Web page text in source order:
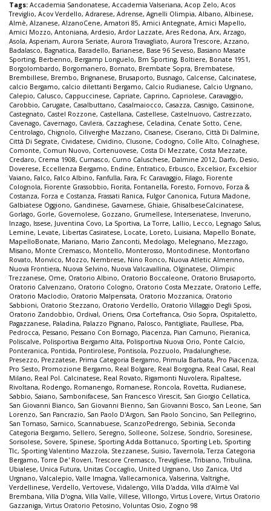
Tags: Accademia Sandonatese, Accademia Valseriana, Acop Zelo, Acos
Treviglio, Acov Verdello, Adrarese, Adrense, Agnelli Olimpia, Albano, Albinese,
Almè, Alzanese, AlzanoCene, Amatori 85, Amici Antegnate, Amici Mapello,
Amici Mozzo, Antoniana, Ardesio, Ardor Lazzate, Ares Redona, Arx, Arzago,
Asola, Asperiam, Aurora Seriate, Aurora Travagliato, Aurora Trescore, Azzano,
Badalasco, Bagnatica, Baradello, Barianese, Base 96 Seveso, Basiano Masate
Sporting, Berbenno, Bergamp Longuelo, Bm Sporting, Boltiere, Bonate 1951,
Borgolombardo, Borgomanero, Bornato, Brembate Sopra, Brembatese,
Brembillese, Brembo, Brignanese, Brusaporto, Busnago, Calcense, Calcinatese,
calcio Bergamo, calcio dilettanti Bergamo, Calcio Rudianese, Calcio Urgnano,
Calepio, Calusco, Cappuccinese, Capriate, Caprino, Capriolese, Caravaggio,
Carobbio, Carugate, Casalbuttano, Casalmaiocco, Casazza, Casnigo, Cassinone,
Castegnato, Castel Rozzone, Castellana, Castellese, Castelnuovo, Castrezzato,
Cavenago, Cavernago, Cavlera, Cazzaghese, Celadina, Cenate Sotto, Cene,
Centrolago, Chignolo, Ciliverghe Mazzano, Cisanese, Ciserano, Città Di Dalmine,
Città Di Segrate, Cividatese, Cividino, Clusone, Codogno, Colle Alto, Colnaghese,
Comonte, Comun Nuovo, Cortenuovese, Costa Di Mezzate, Costa Mezzate,
Credaro, Crema 1908, Curnasco, Curno Caluschese, Dalmine 2012, Darfo, Desio,
Doverese, Eccellenza Bergamo, Endine, Entratico, Erbusco, Excelsior, Excelsior
Vaiano, Falco, Falco Albino, Fanfulla, Fara, Fc Caravaggio, Filago, Fiorente
Colognola, Fiorente Grassobbio, Fiorita, Fontanella, Foresto, Fornovo, Forza &
Costanza, Forza e Costanza, Frassati Ranica, Fulgor Canonica, Futura Madone,
Galbiatese Oggiono, Gandinese, Gavarnese, Ghiaie, GhisalbeseCalcinatese,
Gorlago, Gorle, Governolese, Gozzano, Grumellese, Interseriatese, Inveruno,
Inzago, Issese, Juventina Covo, La Sportiva, La Torre, Lallio, Lecco, Legnago Salus,
Lemine, Levate, Libertas Casiratese, Locate, Loreto, Luisiana, Mapello Bonate,
MapelloBonate, Mariano, Mario Zanconti, Medolago, Melegnano, Mezzago,
Misano, Monte Cremasco, Montello, Monterosso, Montodinese, Montorfano
Rovato, Monvico, Mozzo, Nembrese, Nino Ronco, Nuova Atletic Almenno,
Nuova Frontiera, Nuova Selvino, Nuova Valcavallina, Olginatese, Olimpic
Trezzanese, Ome, Oratorio Albino, Oratorio Boccaleone, Oratorio Brusaporto,
Oratorio Calvenzano, Oratorio Cologno, Oratorio Costa Mezzate, Oratorio Leffe,
Oratorio Maclodio, Oratorio Malpensata, Oratorio Mozzanica, Oratorio
Sabbioni, Oratorio Stezzano, Oratorio Verdello, Oratorio Villaggio Degli Sposi,
Oratorio Zandobbio, Ordival, Oriens, Orsa Cortefranca, Osio Sopra, Ospitaletto,
Pagazzanese, Paladina, Palazzo Pignano, Palosco, Pantigliate, Paullese, Pba,
Pedrocca, Pessano, Pessano Con Bornago, Piacenza, Pian Camuno, Pieranica,
Poliscalve, Polisportiva Bergamo Alta, Polisportiva Nuova Orio, Ponte Calcio,
Ponteranica, Pontida, Pontirolese, Pontisola, Pozzuolo, Pradalunghese,
Presezzo, Prezzatese, Prima Categoria Bergamo, Primula Barbata, Pro Piacenza,
Pro Sesto, Promozione Bergamo, Real Bolgare, Real Borgogna, Real Casal, Real
Milano, Real Pol. Calcinatese, Real Rovato, Rigamonti Nuvolera, Ripaltese,
Rivoltana, Rodengo, Romanengo, Romanese, Roncola, Rovetta, Rudianese,
Sabbio, Saiano, Sambonifacese, San Francesco Virescit, San Giorgio Cellatica,
San Giovanni Bianco, San Giovanni Bienno, San Giovanni Bosco, San Leone, San
Lorenzo, San Pancrazio, San Paolo D'Argon, San Paolo Soncino, San Pellegrino,
San Tomaso, Sarnico, Scannabuese, ScanzoPedrengo, Sebinia, Seconda
Categoria Bergamo, Sellero, Seregno, Solleone, Solzese, Sondrio, Soresinese,
Sorisolese, Sovere, Spinese, Sporting Adda Bottanuco, Sporting Leb, Sporting
Tlc, Sporting Valentino Mazzola, Stezzanese, Suisio,Tavernola,Terza Categoria
Bergamo,Torre De' Roveri,Trescore Cremasco,Trevigliese,Tribiano,Tribulina,
Ubialese, Unica Futura, Unitas Coccaglio, United Urgnano, Uso Zanica, Utd
Urgnano, Valcalepio, Valle Imagna, Vallecamonica, Valserina, Valtrighe,
Verdellinese, Verdello, Vertovese, Vidalengo, Villa D'adda, Villa d'Almè Val
Brembana, Villa D'ogna, Villa Valle, Villese, Villongo, Virtus Lovere, Virtus Oratorio
Gazzaniga, Virtus Oratorio Petosino, Voluntas Osio, Zogno 98